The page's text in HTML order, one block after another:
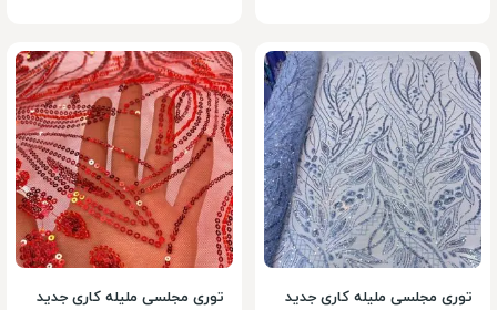
توری مجلسی ملیله کاری جدید
توری مجلسی ملیله کاری جدید